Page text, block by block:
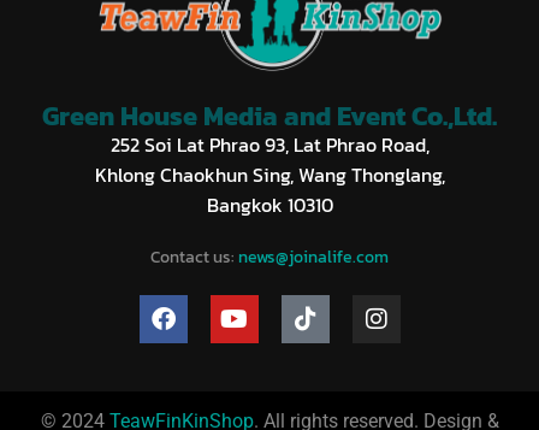
Green House Media and Event Co.,Ltd.
252 Soi Lat Phrao 93, Lat Phrao Road,
Khlong Chaokhun Sing, Wang Thonglang,
Bangkok 10310
Contact us: news@joinalife.com
© 2024 TeawFinKinShop. All rights reserved. Design &